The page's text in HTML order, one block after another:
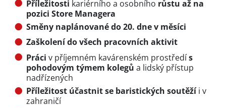
Příležitosti kariérního a osobního růstu až na
pozici Store Managera
Směny naplánované do 20. dne v měsíci
Zaškolení do všech pracovních aktivit
Práci v příjemném kavárenském prostředís
pohodovým týmem kolegů a lidský přístup
nadřízených
Příležitost účastnit se baristických soutěžíi v
zahraničí